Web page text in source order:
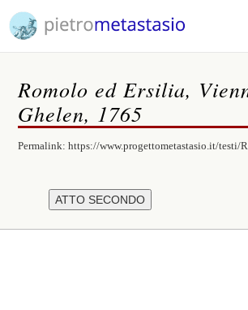
Romolo ed Ersilia,
Ghelen, 1765
Permalink:https://www.progettometastasio.it/testi/